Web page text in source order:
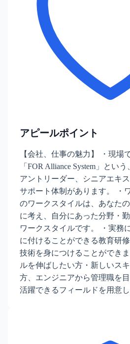
アピールポイント
【会社、仕事の魅力】 ・現場
「FOR Alliance System」とい
アントリーダー、シニアエキ
サポート体制があります。 ・
のワークスタイルは、あなた
に考え、自分にあった分野・
ワークスタイルです。 ・実務
に付けることができる教育研
技術を身につけることができ
ルを伸ばしたい方・新しいス
方、エンジニアから管理職を
活躍できるフィールドを用意し